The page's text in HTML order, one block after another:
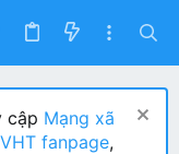
cập Mạng xã
VHT fanpage,